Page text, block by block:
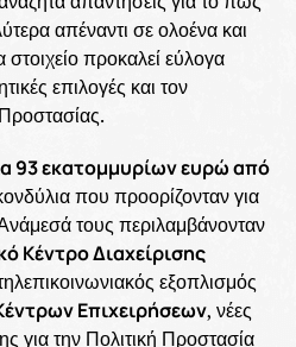
απέναντι σε ολοένα και
προκαλεί εύλογα
επιλογές και τον
93 εκατομμυρίων ευρώ από
που προορίζονταν για
τους περιλαμβάνονταν
Κέντρο Διαχείρισης
εξοπλισμός
Επιχειρήσεων, νέες
για την Πολιτική Προστασία